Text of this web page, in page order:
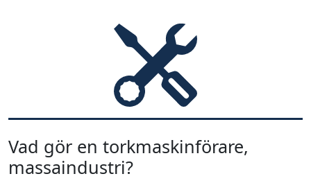
Vad gör en torkmaskinförare,
massaindustri?